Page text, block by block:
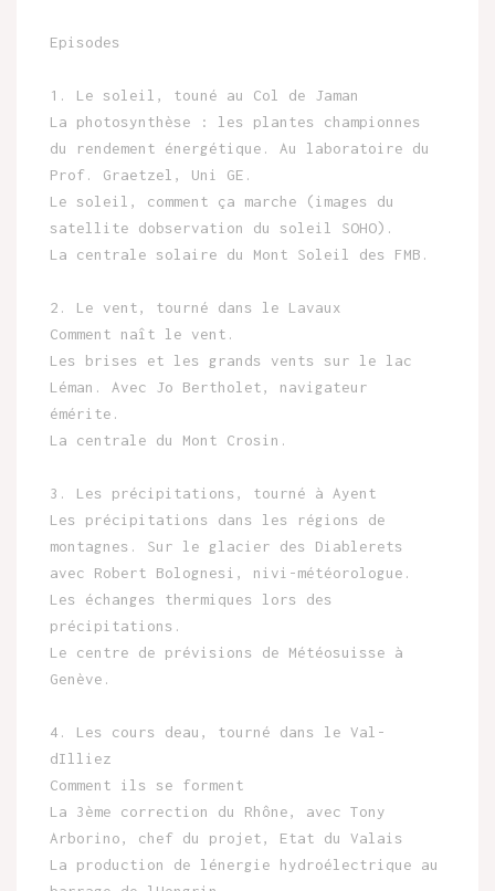
Episodes
1. Le soleil, touné au Col de Jaman
La photosynthèse : les plantes championnes
du rendement énergétique. Au laboratoire du
Prof. Graetzel, Uni GE.
Le soleil, comment ça marche (images du
satellite dobservation du soleil SOHO).
La centrale solaire du Mont Soleil des FMB.
2. Le vent, tourné dans le Lavaux
Comment naît le vent.
Les brises et les grands vents sur le lac
Léman. Avec Jo Bertholet, navigateur
émérite.
La centrale du Mont Crosin.
3. Les précipitations, tourné à Ayent
Les précipitations dans les régions de
montagnes. Sur le glacier des Diablerets
avec Robert Bolognesi, nivi-météorologue.
Les échanges thermiques lors des
précipitations.
Le centre de prévisions de Météosuisse à
Genève.
4. Les cours deau, tourné dans le Val-
dIlliez
Comment ils se forment
La 3ème correction du Rhône, avec Tony
Arborino, chef du projet, Etat du Valais
La production de lénergie hydroélectrique au